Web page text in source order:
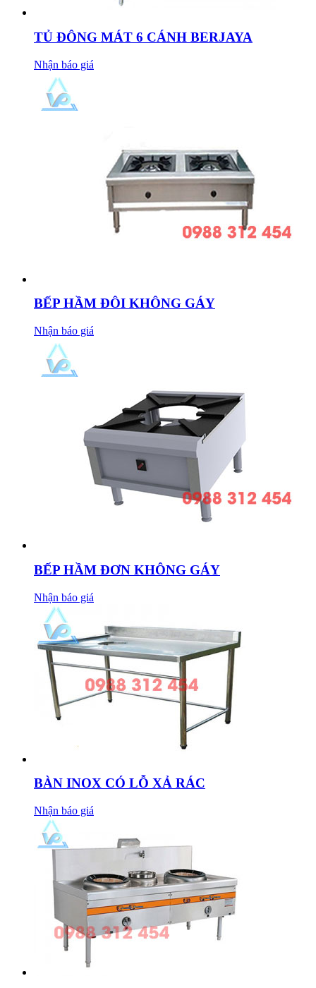
TỦ ĐÔNG MÁT 6 CÁNH BERJAYA
Nhận báo giá
BẾP HẦM ĐÔI KHÔNG GÁY
Nhận báo giá
BẾP HẦM ĐƠN KHÔNG GÁY
Nhận báo giá
BÀN INOX CÓ LỖ XẢ RÁC
Nhận báo giá